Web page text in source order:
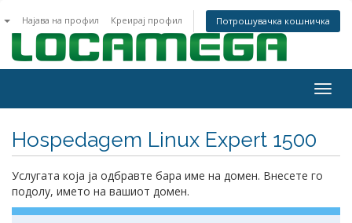
Најава на профил Креирај профил Потрошувачка кошничка
Hospedagem Linux Expert 1500
Услугата која ја одбравте бара име на домен. Внесете го
подолу, името на вашиот домен.